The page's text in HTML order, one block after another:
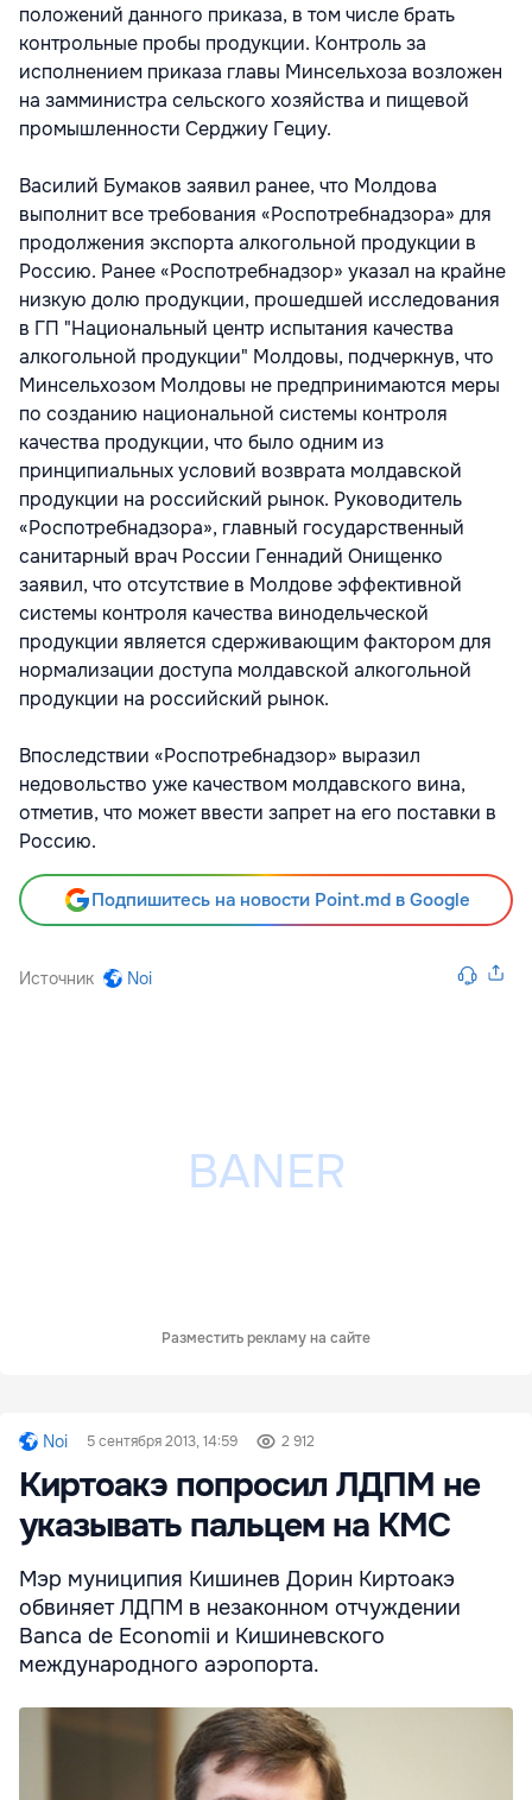
положений данного приказа, в том числе брать
контрольные пробы продукции. Контроль за
исполнением приказа главы Минсельхоза возложен
на замминистра сельского хозяйства и пищевой
промышленности Серджиу Гециу.
Василий Бумаков заявил ранее, что Молдова
выполнит все требования «Роспотребнадзора» для
продолжения экспорта алкогольной продукции в
Россию. Ранее «Роспотребнадзор» указал на крайне
низкую долю продукции, прошедшей исследования
в ГП "Национальный центр испытания качества
алкогольной продукции" Молдовы, подчеркнув, что
Минсельхозом Молдовы не предпринимаются меры
по созданию национальной системы контроля
качества продукции, что было одним из
принципиальных условий возврата молдавской
продукции на российский рынок. Руководитель
«Роспотребнадзора», главный государственный
санитарный врач России Геннадий Онищенко
заявил, что отсутствие в Молдове эффективной
системы контроля качества винодельческой
продукции является сдерживающим фактором для
нормализации доступа молдавской алкогольной
продукции на российский рынок.
Впоследствии «Роспотребнадзор» выразил
недовольство уже качеством молдавского вина,
отметив, что может ввести запрет на его поставки в
Россию.
Подпишитесь на новости Point.md в Google
Источник Noi
Разместить рекламу на сайте
Noi 5 сентября 2013, 14:59 2 912
Киртоакэ попросил ЛДПМ не
указывать пальцем на КМС
Мэр муниципия Кишинев Дорин Киртоакэ
обвиняет ЛДПМ в незаконном отчуждении
Banca de Economii и Кишиневского
международного аэропорта.